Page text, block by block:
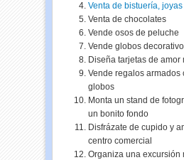
Venta de bistuería,
Venta de chocolates
Vende osos de peluche
Vende globos
Diseña tarjetas de amor
Vende regalos armados
globos
Monta un stand de
un bonito fondo
Disfrázate de cupido y
centro comercial
Organiza una excursión